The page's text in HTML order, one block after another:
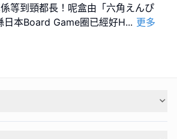
等到頸都長！呢盒由「六角えんぴ
日本Board Game圈已經好H... 更多